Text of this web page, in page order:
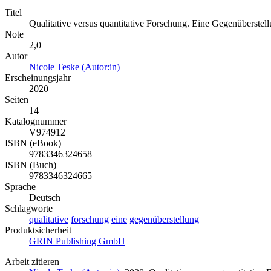
Titel
Qualitative versus quantitative Forschung. Eine
Note
2,0
Autor
Nicole Teske (Autor:in)
Erscheinungsjahr
2020
Seiten
14
Katalognummer
V974912
ISBN (eBook)
9783346324658
ISBN (Buch)
9783346324665
Sprache
Deutsch
Schlagworte
qualitative forschung eine gegenüberstellung
Produktsicherheit
GRIN Publishing GmbH
Arbeit zitieren